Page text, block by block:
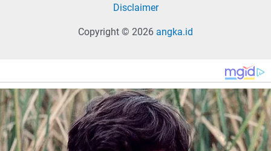
Disclaimer
Copyright © 2026 angka.id